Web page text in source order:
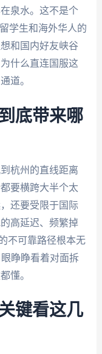
泉水。这不是个
学生和海外华人的
和国内好友峡谷
什么直连国服这
道。
底带来哪
杭州的直线距离
要横跨大半个太
还要受限于国际
高延迟、频繁掉
不可靠路径根本无
睁睁看着对面拆
懂。
键看这几